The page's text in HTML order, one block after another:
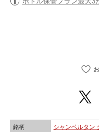
銘柄
シャンベルタン